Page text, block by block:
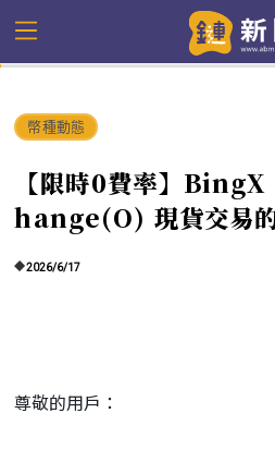
幣種動態
【限時0費率】
hange(O) 現貨交易
2026/6/17
尊敬的用戶：